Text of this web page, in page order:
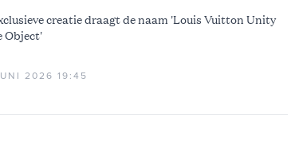
creatie draagt de naam 'Louis Vuitton Unity
Object'
2026 19:45